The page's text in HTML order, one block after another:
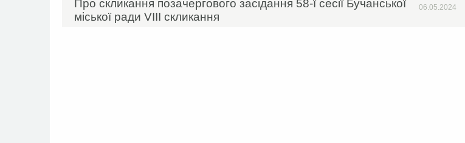
Про скликання позачергового засідання 58-ї сесії Бучанської
міської ради VIIІ скликання
06.05.2024